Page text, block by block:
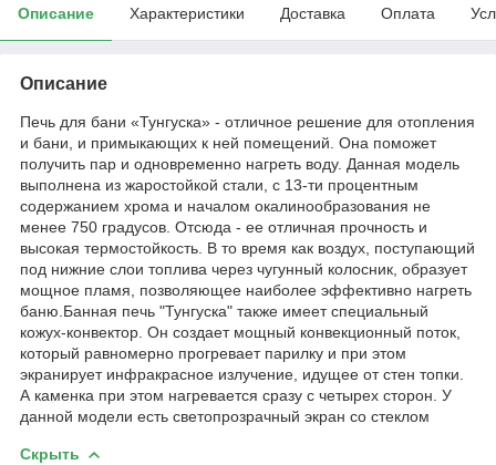
Описание Характеристики Доставка Оплата
Описание
Печь для бани «Тунгуска» - отличное решение для отопления
и бани, и примыкающих к ней помещений. Она поможет
получить пар и одновременно нагреть воду. Данная модель
выполнена из жаростойкой стали, с 13-ти процентным
содержанием хрома и началом окалинообразования не
менее 750 градусов. Отсюда - ее отличная прочность и
высокая термостойкость. В то время как воздух, поступающий
под нижние слои топлива через чугунный колосник, образует
мощное пламя, позволяющее наиболее эффективно нагреть
баню.Банная печь "Тунгуска" также имеет специальный
кожух-конвектор. Он создает мощный конвекционный поток,
который равномерно прогревает парилку и при этом
экранирует инфракрасное излучение, идущее от стен топки.
А каменка при этом нагревается сразу с четырех сторон. У
данной модели есть светопрозрачный экран со стеклом
Скрыть